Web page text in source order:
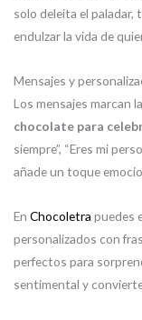
solo deleita el paladar,
endulzar la vida de
Mensajes y
Los mensajes marcan
chocolate para
siempre”, “Eres mi
añade un toque
En Chocoletra puedes
personalizados con
perfectos para
sentimental y